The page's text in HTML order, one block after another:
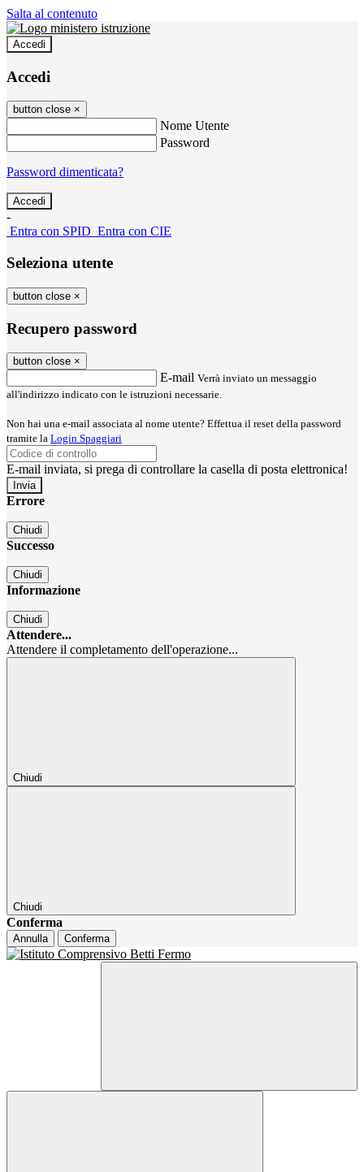
Salta al contenuto
Accedi
Accedi
button close ×
Nome Utente
Password
Password dimenticata?
-
Entra con SPID Entra con CIE
Seleziona utente
button close ×
Recupero password
button close ×
E-mail Verrà inviato un messaggio
all'indirizzo indicato con le istruzioni necessarie.
Non hai una e-mail associata al nome utente? Effettua il reset della password
tramite la Login Spaggiari
E-mail inviata, si prega di controllare la casella di posta elettronica!
Errore
Chiudi
Successo
Chiudi
Informazione
Chiudi
Attendere...
Attendere il completamento dell'operazione...
Chiudi
Chiudi
Conferma
Annulla Conferma